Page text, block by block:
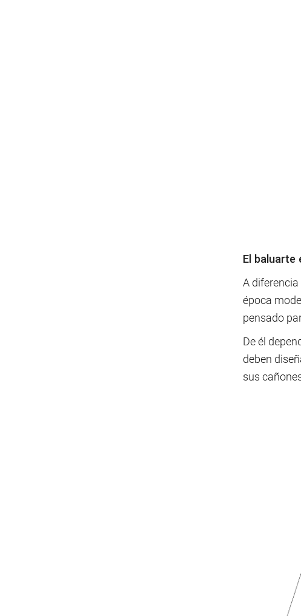
El baluarte
A
época
pensado
De él
deben
sus